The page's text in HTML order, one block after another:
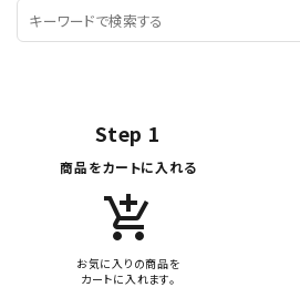
Step 1
商品をカートに入れる
add_shopping_cart
お気に入りの商品を
カートに入れます。